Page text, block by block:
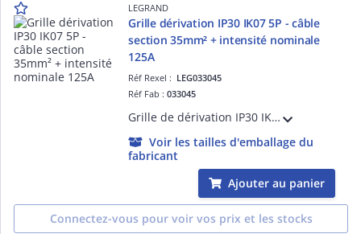
LEGRAND
Grille dérivation IP30 IK07 5P - câble
section 35mm² + intensité nominale
125A
Réf Rexel : LEG033045
Réf Fab :033045
Grille de dérivation IP30 IK07 5P pour câble cuivre section 35mm² et intensité nominale 125A avec entrées défonçables pour tubes D=9mm et D=21mm - 4 connexions par pôle - équipée de 4 ou 5 plots de dérivation montés sur barrettes isolées
Voir les tailles d'emballage du
fabricant
Ajouter au panier
Connectez-vous pour voir vos prix et les stocks